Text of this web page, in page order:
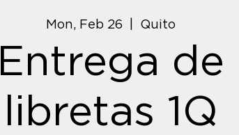
Mon, Feb 26 Quito
Entrega de
libretas 1Q